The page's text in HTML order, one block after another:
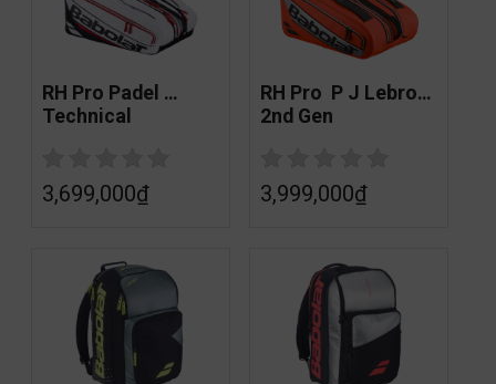
RH Pro Padel
Technical
3,699,000₫
RH Pro  P J Lebron
2nd Gen
3,999,000₫